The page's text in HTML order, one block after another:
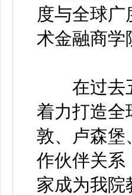
度与全球
术金融商学
在过去五
着力打造全
敦、卢森堡
作伙伴关系
家成为我院